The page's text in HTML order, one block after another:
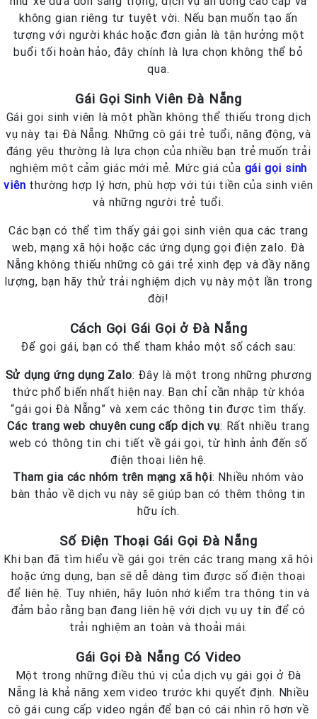
không gian riêng tư tuyệt vời. Nếu bạn muốn tạo ấn
tượng với người khác hoặc đơn giản là tận hưởng một
buổi tối hoàn hảo, đây chính là lựa chọn không thể bỏ
qua.
Gái Gọi Sinh Viên Đà Nẵng
Gái gọi sinh viên là một phần không thể thiếu trong dịch
vụ này tại Đà Nẵng. Những cô gái trẻ tuổi, năng động, và
đáng yêu thường là lựa chọn của nhiều bạn trẻ muốn trải
nghiệm một cảm giác mới mẻ. Mức giá của gái gọi sinh
viên thường hợp lý hơn, phù hợp với túi tiền của sinh viên
và những người trẻ tuổi.
Các bạn có thể tìm thấy gái gọi sinh viên qua các trang
web, mạng xã hội hoặc các ứng dụng gọi điện zalo. Đà
Nẵng không thiếu những cô gái trẻ xinh đẹp và đầy năng
lượng, bạn hãy thử trải nghiệm dịch vụ này một lần trong
đời!
Cách Gọi Gái Gọi ở Đà Nẵng
Để gọi gái, bạn có thể tham khảo một số cách sau:
Sử dụng ứng dụng Zalo: Đây là một trong những phương
thức phổ biến nhất hiện nay. Bạn chỉ cần nhập từ khóa
“gái gọi Đà Nẵng” và xem các thông tin được tìm thấy.
Các trang web chuyên cung cấp dịch vụ: Rất nhiều trang
web có thông tin chi tiết về gái gọi, từ hình ảnh đến số
điện thoại liên hệ.
Tham gia các nhóm trên mạng xã hội: Nhiều nhóm vào
bàn thảo về dịch vụ này sẽ giúp bạn có thêm thông tin
hữu ích.
Số Điện Thoại Gái Gọi Đà Nẵng
Khi bạn đã tìm hiểu về gái gọi trên các trang mạng xã hội
hoặc ứng dụng, bạn sẽ dễ dàng tìm được số điện thoại
để liên hệ. Tuy nhiên, hãy luôn nhớ kiểm tra thông tin và
đảm bảo rằng bạn đang liên hệ với dịch vụ uy tín để có
trải nghiệm an toàn và thoải mái.
Gái Gọi Đà Nẵng Có Video
Một trong những điều thú vị của dịch vụ gái gọi ở Đà
Nẵng là khả năng xem video trước khi quyết định. Nhiều
cô gái cung cấp video ngắn để bạn có cái nhìn rõ hơn về